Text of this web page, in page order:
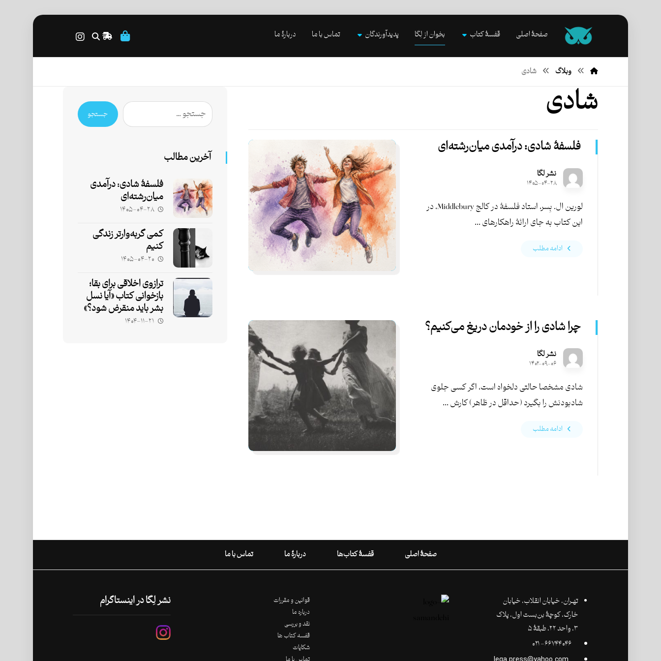
صفحۀ اصلی قفسۀ کتاب بخوان از لِگا پدیدآورندگان تماس با ما دربارۀ ما
وبلاگ شادی
شادی
فلسفۀ شادی: درآمدی میان‌رشته‌ای
نشر لگا
۱۴۰۵-۰۴-۲۸
لورین ال. بِسر، استاد فلسفۀ در کالج Middlebury، در
این کتاب به جای ارائۀ راهکارهای ...
ادامه مطلب
چرا شادی را از خودمان دریغ می‌کنیم؟
نشر لگا
۱۴۰۲-۰۹-۰۶
شادی مشخصا حالتی دلخواه است، اگر کسی جلوی
شادبودنش را بگیرد (حداقل در ظاهر) کارش ...
ادامه مطلب
جستجو
آخرین مطالب
فلسفۀ شادی: درآمدی
میان‌رشته‌ای
۱۴۰۵-۰۴-۲۸
کمی گربه‌وارتر زندگی
کنیم
۱۴۰۵-۰۴-۲۰
ترازوی اخلاقی برای بقا؛
بازخوانی کتاب «آیا نسل
بشر باید منقرض شود؟»
۱۴۰۴-۱۱-۲۱
صفحۀ اصلی قفسۀ کتاب‌ها دربارۀ ما تماس با ما
تهـران،‌ خیابان انقلاب، خیابان
خارک، کوچۀ بن‌بست اول، پلاک
۳، واحد ۲۲، طبقۀ ۵
قوانین و مقررات
درباره ما
نقد و بررسی
قفسه کتاب ها
شکایات
نشر لِگا در اینستاگرام